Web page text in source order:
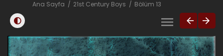
Ana Sayfa 21st Century Boys Bölüm 13